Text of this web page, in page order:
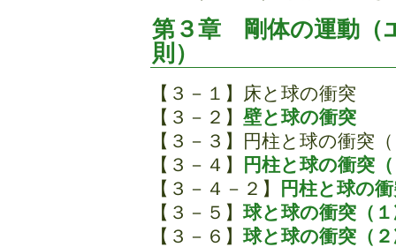
第３章 剛体の運動（
則）
【３－１】床と球の衝突
【３－２】 壁と球の衝突
【３－３】円柱と球の衝突
【３－４】
円柱と球の衝突
【３－４－２】
円柱と球の
【３－５】球と球の衝突（
【３－６】球と球の衝突（